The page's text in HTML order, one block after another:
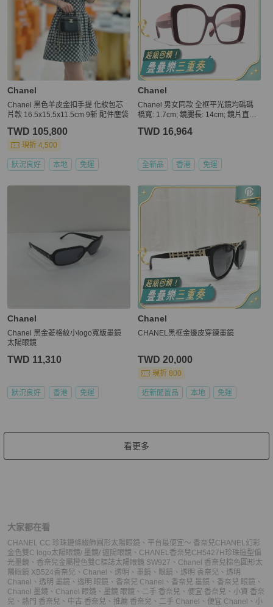
Chanel
Chanel 黑色羊皮金扣手提 化妝包芯
片款 16.5x15.5x11.5cm 9新 配件塵袋
TWD 105,800
現折 4,500
狀況良好 本地 免運
Chanel
Chanel 男女同款 全框平光鏡均碼碼
橋寬: 1.7cm; 鏡腿長: 14cm; 鏡片直徑:
TWD 16,964
全新品 香港 免運
Chanel
Chanel 黑金菱格紋小logo寬版墨鏡
太陽眼鏡
TWD 11,310
狀況良好 香港 免運
Chanel
CHANEL黑框金邊皮穿鍊墨鏡
TWD 20,000
現折 800
近新閒置品 本地 免運
看更多
大家都在看
CHANEL CC 珍珠鏈條綴飾圓形太陽眼鏡 、 平台最便宜～ 香奈兒CHANEL幻彩
金色雙C logo太陽眼鏡/ 墨鏡/ 遮陽眼鏡 、 CHANEL香奈兒CH5427H珍珠造型偏
光墨鏡 、 香奈兒金屬橙色雙C標誌太陽眼鏡 SW927 、 Chanel 香奈兒棕色圓形太
陽眼鏡 XB524香奈兒 、 Chanel 、 透明 、 墨鏡 、 眼鏡 、 透明 香奈兒 、 透明
Chanel 、 透明 墨鏡 、 透明 眼鏡 、 香奈兒 Chanel 、 香奈兒 墨鏡 、 香奈兒 眼鏡 、
Chanel 墨鏡 、 Chanel 眼鏡 、 墨鏡 眼鏡 、 二手 香奈兒 、 便宜 香奈兒 、 小資 香奈
兒 、 熱門 香奈兒 、 中古 香奈兒 、 推薦 香奈兒 、 二手 Chanel 、 便宜 Chanel 、 小